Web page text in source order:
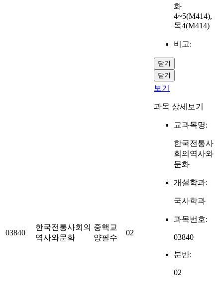
화
4~5(M414),
목4(M414)
비고:
닫기
닫기
03840
한국전통사회의
역사와문화
중핵교
양필수
02
보기
과목 상세보기
교과목명:
한국전통사
회의역사와
문화
개설학과:
국사학과
과목번호:
03840
분반:
02